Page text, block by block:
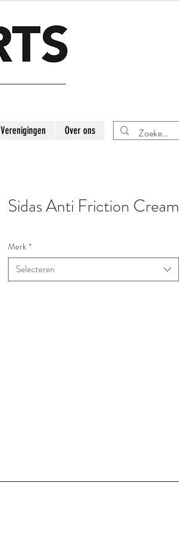
Verenigingen Over ons
Sidas Anti Friction Cream
Merk *
Selecteren